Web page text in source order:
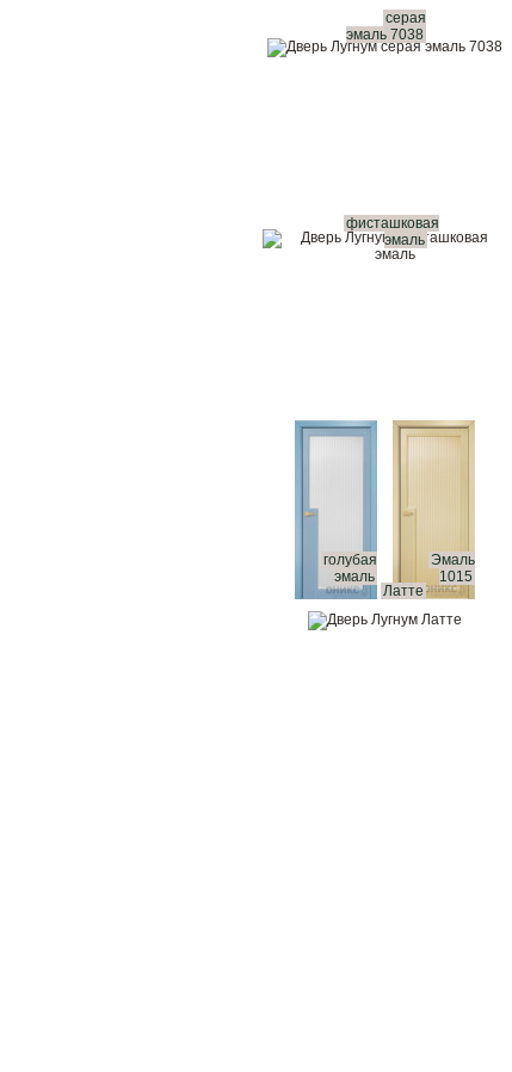
серая
эмаль 7038
фисташковая
эмаль
голубая
эмаль
Эмаль
1015
Латте